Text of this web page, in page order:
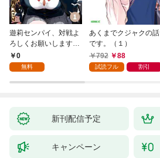
遊莉センパイ、対戦よ
ろしくお願いします。
1 0
無料
あくまでクジャクの話
です。（１）
792
88
試読フル 割引
新刊配信予定
キャンペーン